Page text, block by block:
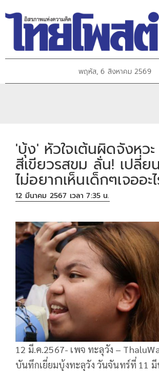
พฤหัส, 6 สิงหาคม 2569
'บุ้ง' หัวใจเต้นผิดจังหว
สีเขียวรสขม ลั่น! เปลี่
ไม่อยากเห็นเด็กๆเจออ
12 มีนาคม 2567 เวลา 7:35 น.
12 มี.ค.2567- เพจ ทะลุวัง –
บันทึกเยี่ยมบุ้งทะลุวัง วันจันทร์ที่ 11